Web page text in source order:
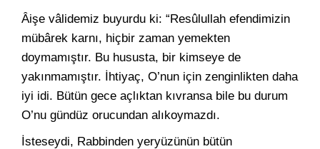
Âişe vâlidemiz buyurdu ki: “Resûlullah efendimizin
mübârek karnı, hiçbir zaman yemekten
doymamıştır. Bu hususta, bir kimseye de
yakınmamıştır. İhtiyaç, O’nun için zenginlikten daha
iyi idi. Bütün gece açlıktan kıvransa bile bu durum
O’nu gündüz orucundan alıkoymazdı.
İsteseydi, Rabbinden yeryüzünün bütün